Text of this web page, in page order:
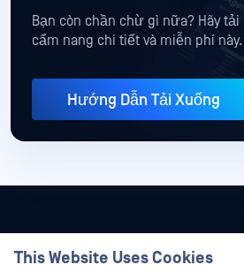
Bạn còn chần chừ gì nữa? Hãy tải
cẩm nang chi tiết và miễn phí này.
Hướng Dẫn Tải Xuống
This Website Uses Cookies